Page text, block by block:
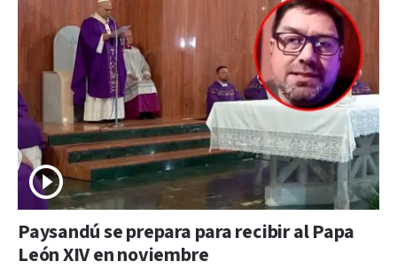
Paysandú se prepara para recibir al Papa
León XIV en noviembre